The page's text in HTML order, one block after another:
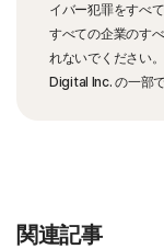
イバー犯罪をすべ
すべての企業のす
れないでください
Digital Inc. の一部で
関連記事